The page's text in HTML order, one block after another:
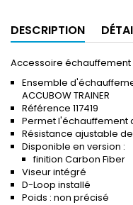
DESCRIPTION
Accessoire échauffement
Ensemble
ACCUBOW TRAINER
Référence 117419
Permet l'échauffement
Résistance ajustable de
Disponible en version :
finition Carbon Fiber
Viseur intégré
D-Loop installé
Poids : non précisé